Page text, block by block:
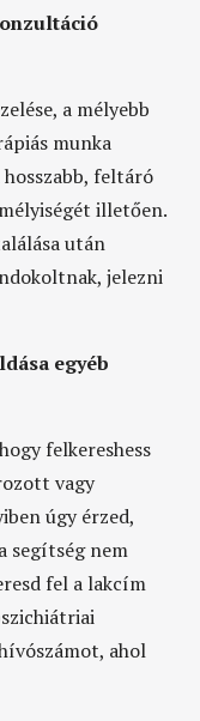
a mélyebb
munka
feltáró
illetően.
után
jelezni
egyéb
felkereshess
vagy
úgy érzed,
segítség nem
fel a lakcím
ahol